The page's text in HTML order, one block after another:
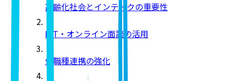
高齢化社会とインテークの重要性
ICT・オンライン面談の活用
他職種連携の強化